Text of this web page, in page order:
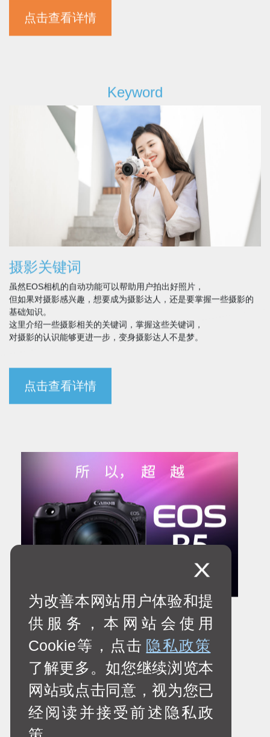
为改善本网站用户体验和提
供服务，本网站会使用
Cookie等，点击 隐私政策
了解更多。如您继续浏览本
网站或点击同意，视为您已
经阅读并接受前述隐私政
摄影关键词
虽然EOS相机的自动功能可以帮助用户拍出好照片，
但如果对摄影感兴趣，想要成为摄影达人，还是要掌握一些摄影的
基础知识。
这里介绍一些摄影相关的关键词，掌握这些关键词，
Keyword
佳能新一代全画幅专微旗舰